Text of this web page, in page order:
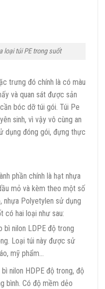
loại túi PE trong suốt
trưng đó chính là có màu
và quan sát được sản
bóc dỡ túi gói. Túi Pe
sinh, vì vậy vô cùng an
dụng đóng gói, đựng thực
phần chính là hạt nhựa
mỏ và kèm theo một số
nhựa Polyetylen sử dụng
có hai loại như sau:
bì nilon LDPE độ trong
Loại túi này được sử
mỹ phẩm…
nilon HDPE độ trong, độ
bình. Có độ mềm dẻo